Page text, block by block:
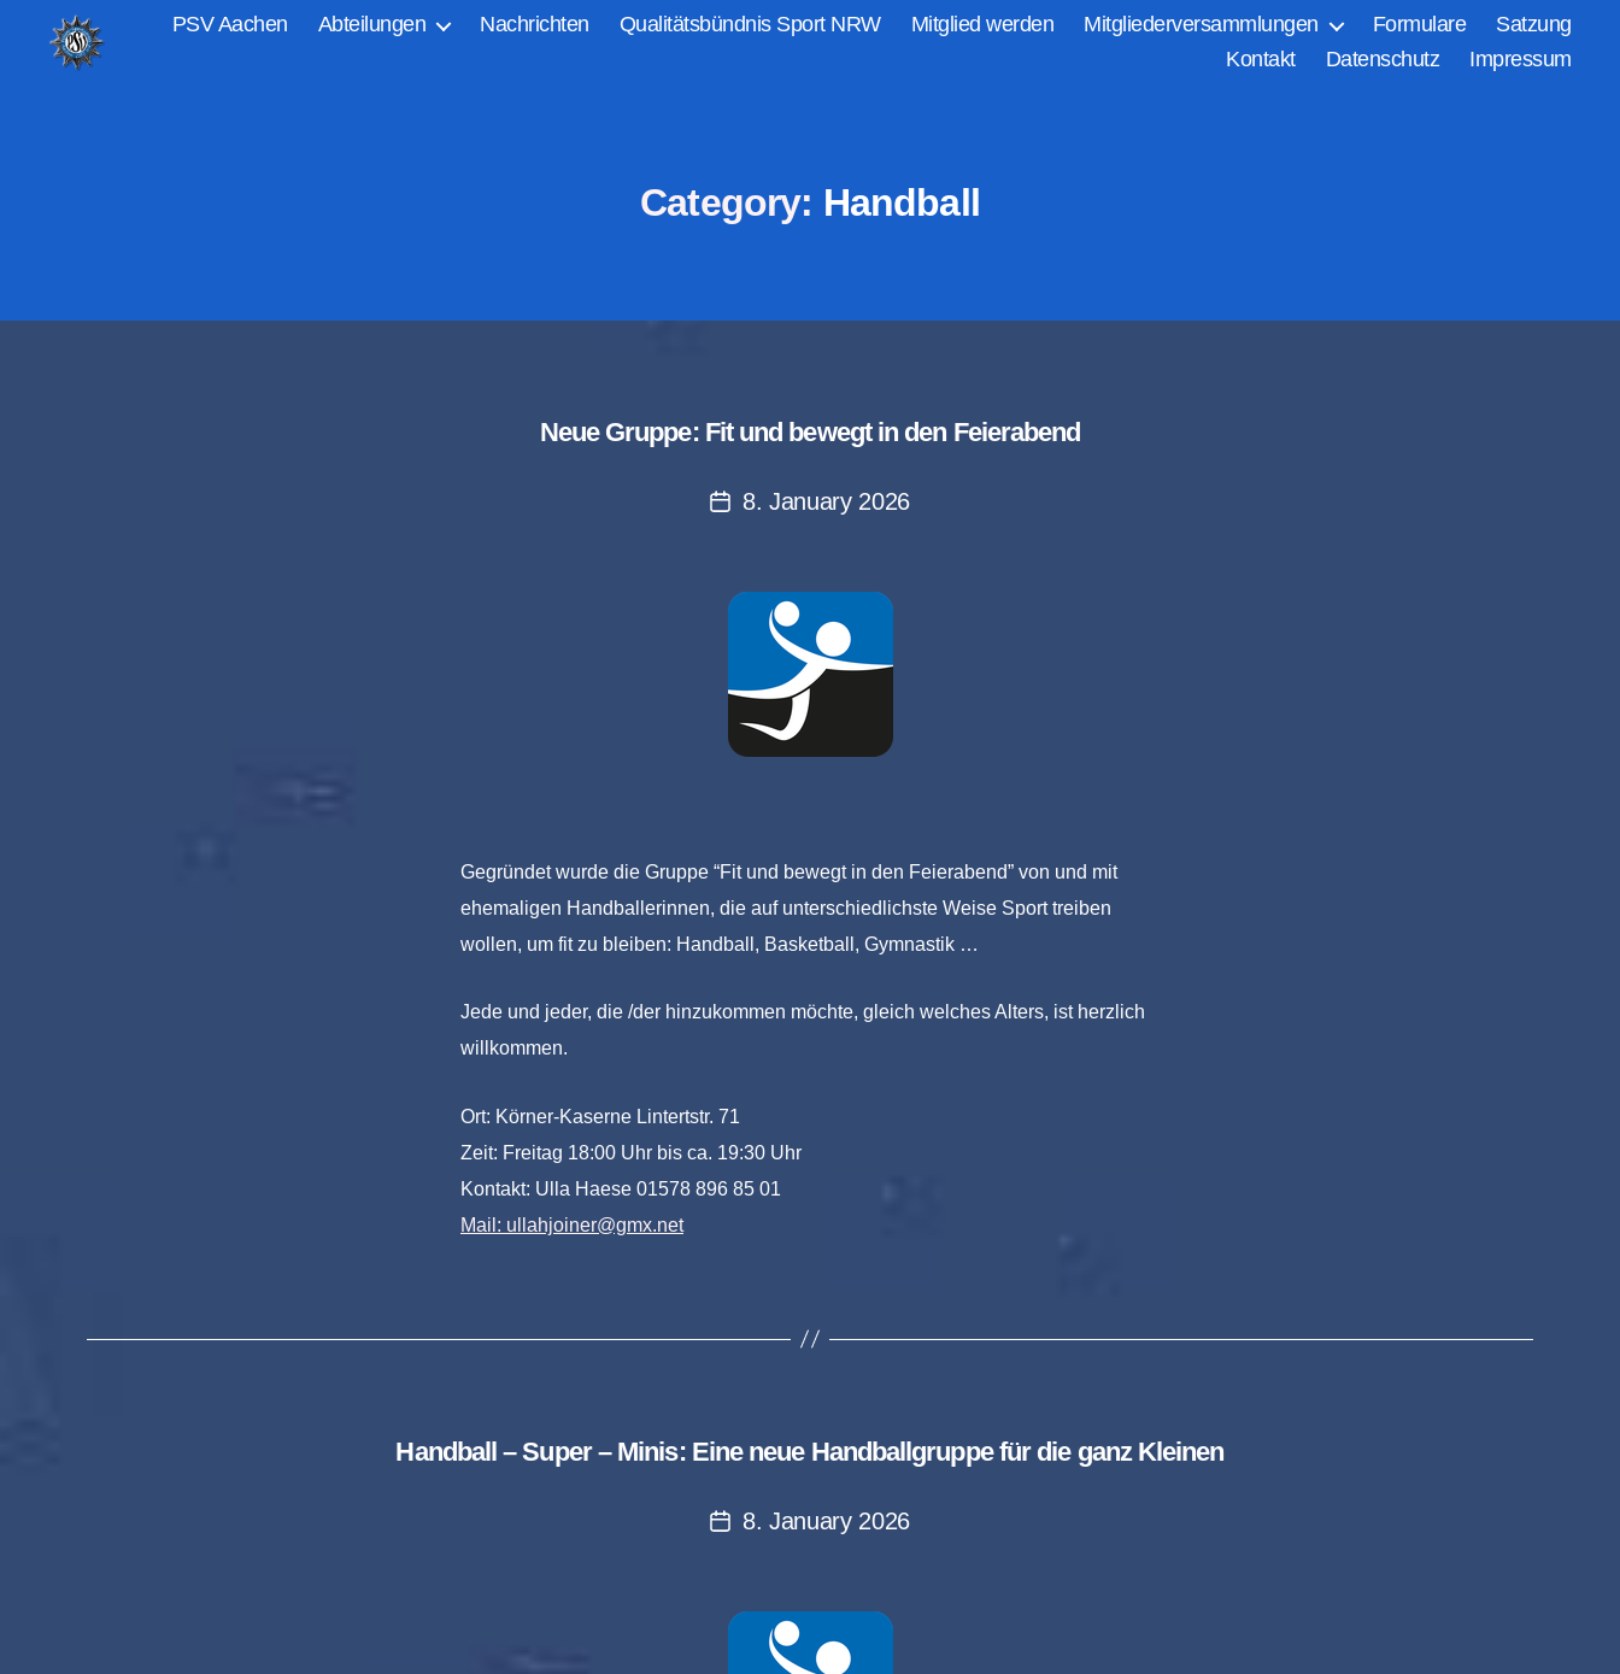
PSV Aachen Abteilungen Nachrichten Qualitätsbündnis Sport NRW Mitglied werden Mitgliederversammlungen Formulare
Satzung
Kontakt
Datenschutz Impressum
Category: Handball
Neue Gruppe: Fit und bewegt in den Feierabend
Post8. January 2026
Gegründet wurde die Gruppe “Fit und bewegt in den Feierabend” von und mit
ehemaligen Handballerinnen, die auf unterschiedlichste Weise Sport treiben
wollen, um fit zu bleiben: Handball, Basketball, Gymnastik …
Jede und jeder, die /der hinzukommen möchte, gleich welches Alters, ist herzlich
willkommen.
Ort: Körner-Kaserne Lintertstr. 71
Zeit: Freitag 18:00 Uhr bis ca. 19:30 Uhr
Kontakt: Ulla Haese 01578 896 85 01
Mail: ullahjoiner@gmx.net
Handball – Super – Minis: Eine neue Handballgruppe für die ganz Kleinen
Post8. January 2026